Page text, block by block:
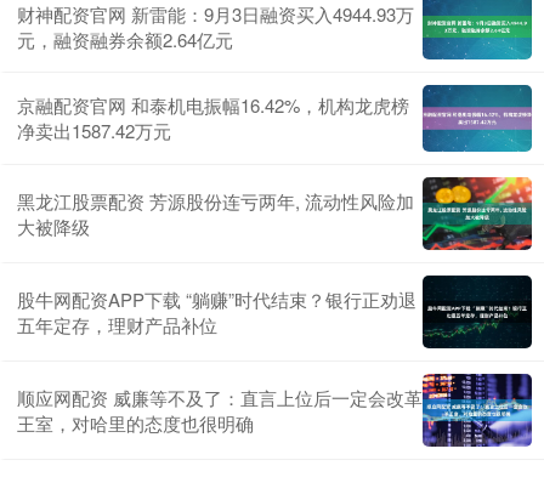
财神配资官网 新雷能：9月3日融资买入4944.93万
元，融资融券余额2.64亿元
京融配资官网 和泰机电振幅16.42%，机构龙虎榜
净卖出1587.42万元
黑龙江股票配资 芳源股份连亏两年, 流动性风险加
大被降级
股牛网配资APP下载 “躺赚”时代结束？银行正劝退
五年定存，理财产品补位
顺应网配资 威廉等不及了：直言上位后一定会改革
王室，对哈里的态度也很明确